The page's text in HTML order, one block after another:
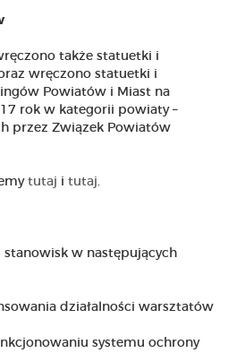
także statuetki i
wręczono statuetki i
Powiatów i Miast na
rok w kategorii powiaty –
przez Związek Powiatów
tutaj i tutaj.
w następujących
działalności warsztatów
systemu ochrony